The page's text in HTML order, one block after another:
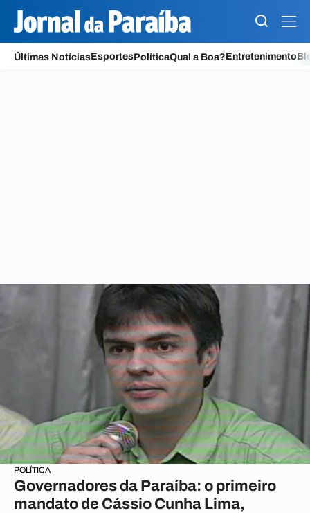
Últimas NotíciasEsportesPolíticaQual a Boa?Entretenimento
POLÍTICA
Governadores da Paraíba: o primeiro
mandato de Cássio Cunha Lima,